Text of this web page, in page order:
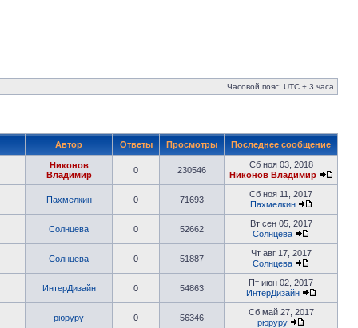
Часовой пояс: UTC + 3 часа
Автор Ответы Просмотры Последнее сообщение
Никонов
Владимир
0 230546
Сб ноя 03, 2018
Никонов Владимир
Пахмелкин 0 71693
Сб ноя 11, 2017
Пахмелкин
Солнцева 0 52662
Вт сен 05, 2017
Солнцева
Солнцева 0 51887
Чт авг 17, 2017
Солнцева
ИнтерДизайн 0 54863
Пт июн 02, 2017
ИнтерДизайн
рюруру 0 56346
Сб май 27, 2017
рюруру